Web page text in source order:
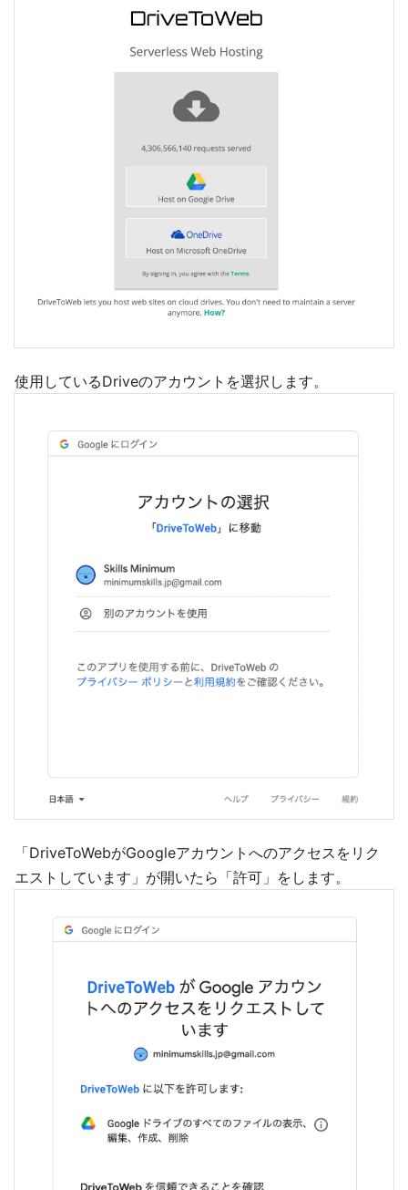
使用しているDriveのアカウントを選択します。
「DriveToWebがGoogleアカウントへのアクセスをリク
エストしています」が開いたら「許可」をします。